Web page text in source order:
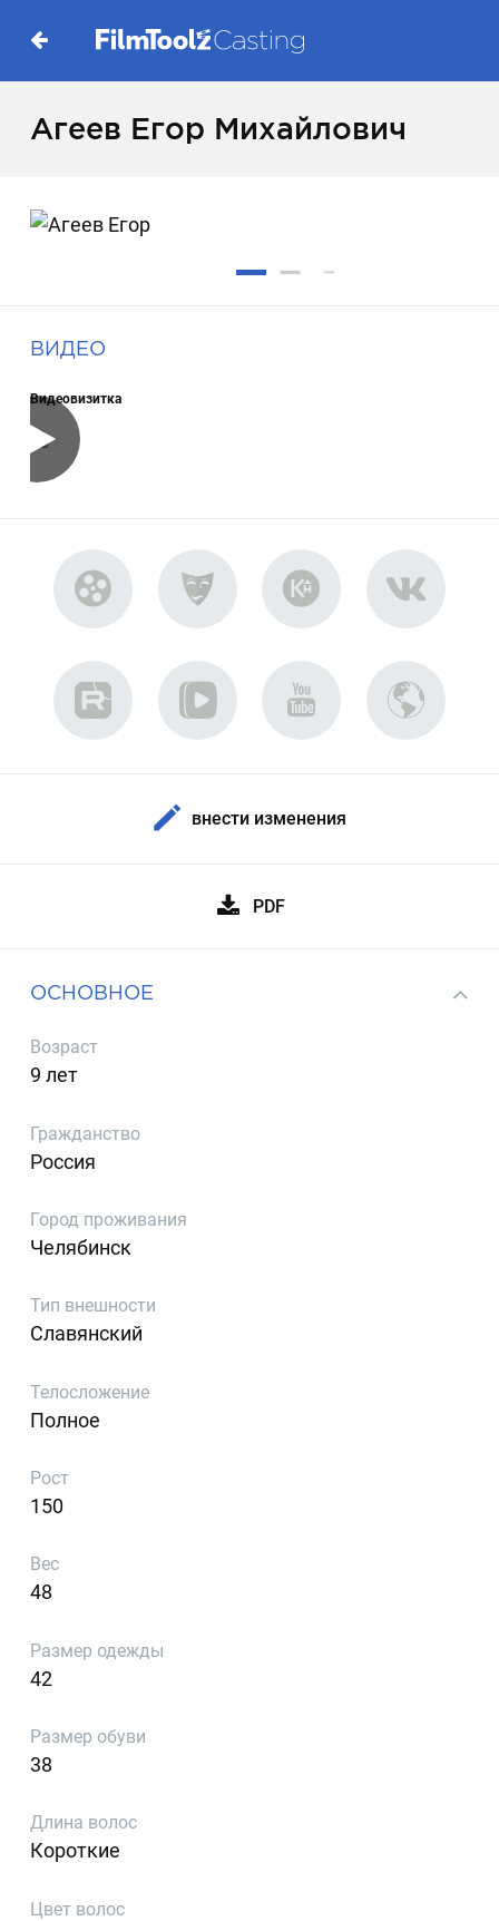
Агеев Егор Михайлович
ВИДЕО
Видеовизитка
внести изменения
PDF
ОСНОВНОЕ
Возраст
9 лет
Гражданство
Россия
Город проживания
Челябинск
Тип внешности
Славянский
Телосложение
Полное
Рост
150
Вес
48
Размер одежды
42
Размер обуви
38
Длина волос
Короткие
Цвет волос